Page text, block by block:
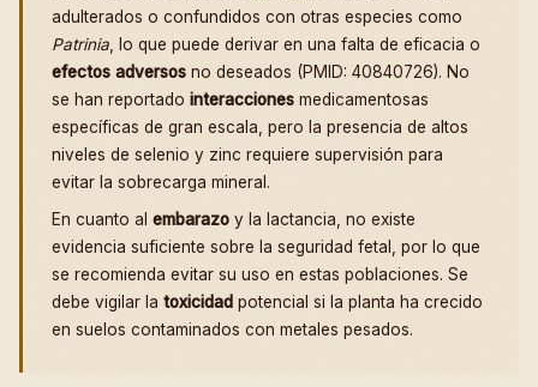
adulterados o confundidos con otras especies como
Patrinia , lo que puede derivar en una falta de eficacia o
efectos adversos no deseados (PMID: 40840726). No
se han reportado interacciones medicamentosas
específicas de gran escala, pero la presencia de altos
niveles de selenio y zinc requiere supervisión para
evitar la sobrecarga mineral.
En cuanto al embarazo y la lactancia, no existe
evidencia suficiente sobre la seguridad fetal, por lo que
se recomienda evitar su uso en estas poblaciones. Se
debe vigilar la toxicidad potencial si la planta ha crecido
en suelos contaminados con metales pesados.